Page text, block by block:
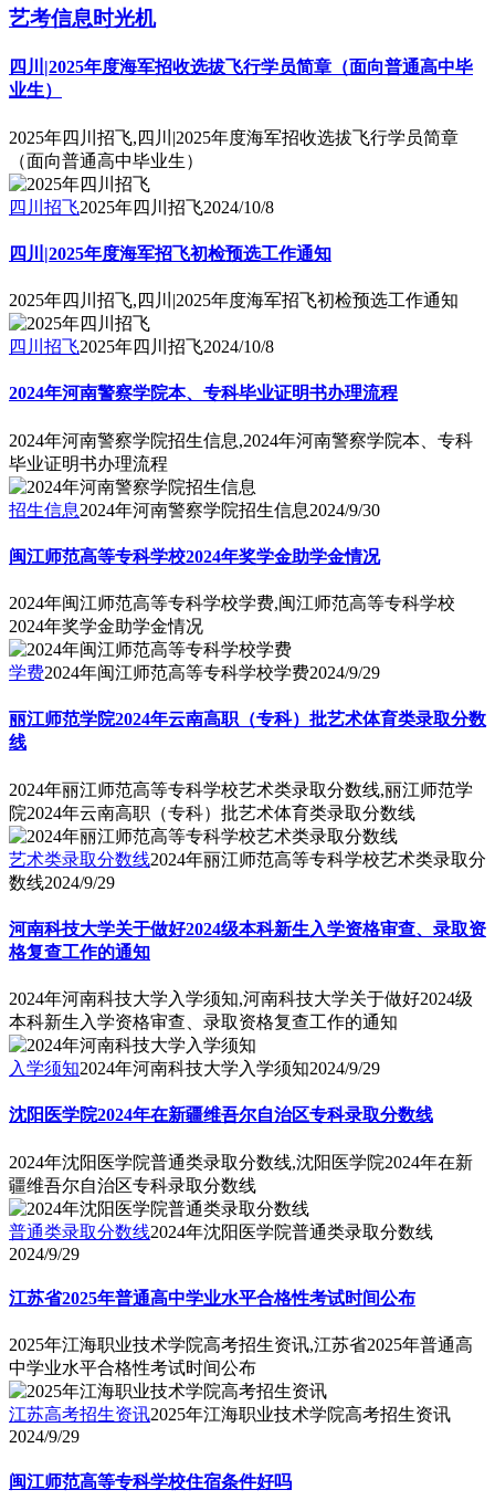
艺考信息时光机
四川|2025年度海军招收选拔飞行学员简章（面向普通高中毕
业生）
2025年四川招飞,四川|2025年度海军招收选拔飞行学员简章
（面向普通高中毕业生）
四川招飞2025年四川招飞2024/10/8
四川|2025年度海军招飞初检预选工作通知
2025年四川招飞,四川|2025年度海军招飞初检预选工作通知
四川招飞2025年四川招飞2024/10/8
2024年河南警察学院本、专科毕业证明书办理流程
2024年河南警察学院招生信息,2024年河南警察学院本、专科
毕业证明书办理流程
招生信息2024年河南警察学院招生信息2024/9/30
闽江师范高等专科学校2024年奖学金助学金情况
2024年闽江师范高等专科学校学费,闽江师范高等专科学校
2024年奖学金助学金情况
学费2024年闽江师范高等专科学校学费2024/9/29
丽江师范学院2024年云南高职（专科）批艺术体育类录取分数
线
2024年丽江师范高等专科学校艺术类录取分数线,丽江师范学
院2024年云南高职（专科）批艺术体育类录取分数线
艺术类录取分数线2024年丽江师范高等专科学校艺术类录取分
数线2024/9/29
河南科技大学关于做好2024级本科新生入学资格审查、录取资
格复查工作的通知
2024年河南科技大学入学须知,河南科技大学关于做好2024级
本科新生入学资格审查、录取资格复查工作的通知
入学须知2024年河南科技大学入学须知2024/9/29
沈阳医学院2024年在新疆维吾尔自治区专科录取分数线
2024年沈阳医学院普通类录取分数线,沈阳医学院2024年在新
疆维吾尔自治区专科录取分数线
普通类录取分数线2024年沈阳医学院普通类录取分数线
2024/9/29
江苏省2025年普通高中学业水平合格性考试时间公布
2025年江海职业技术学院高考招生资讯,江苏省2025年普通高
中学业水平合格性考试时间公布
江苏高考招生资讯2025年江海职业技术学院高考招生资讯
2024/9/29
闽江师范高等专科学校住宿条件好吗